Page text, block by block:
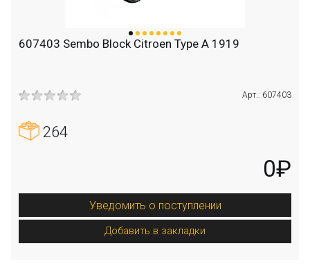
607403 Sembo Block Citroen Type A 1919
Арт.: 607403
264
0₽
Уведомить о поступлении
Добавить в закладки